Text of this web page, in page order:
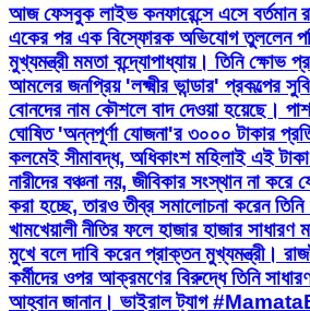
আজ ফেসবুক লাইভ কনফারেন্সে এসে বর্তমান
একের পর এক বিস্ফোরক অভিযোগ তুললেন
মুখ্যমন্ত্রী মমতা বন্দ্যোপাধ্যায়। তিনি ক্ষোভ
আমলের জনপ্রিয় 'লক্ষ্মীর ভান্ডার' প্রকল্পের
বোনদের নাম কৌশলে বাদ দেওয়া হয়েছে।
ঘোষিত 'অন্নপূর্ণা যোজনা'র ৩০০০ টাকার
কলমেই সীমাবদ্ধ, অধিকাংশ মহিলাই এই
নারীদের বঞ্চনা নয়, জীবিকার সংস্থান না করে
করা হচ্ছে, তারও তীব্র সমালোচনা করেন
খামখেয়ালী নীতির ফলে হাজার হাজার
মুখে বলে দাবি করেন প্রাক্তন মুখ্যমন্ত্রী।
কর্মীদের ওপর আক্রমণের বিরুদ্ধে তিনি
আহ্বান জানান। ভাইরাল ট্যাগ